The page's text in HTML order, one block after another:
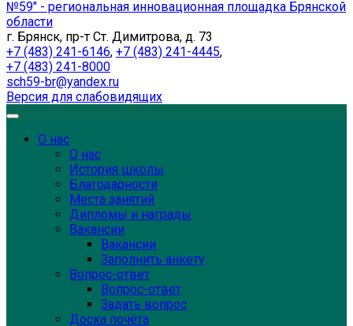
№59" - региональная инновационная площадка Брянской
области
г. Брянск, пр-т Ст. Димитрова, д. 73
+7 (483) 241-6146, +7 (483) 241-4445,
+7 (483) 241-8000
sch59-br@yandex.ru
Версия для слабовидящих
О нас
О нас
История школы
Благодарности
Места занятий
Дипломы и награды
Вакансии
Вакансии
Заполнить анкету
Вопрос-ответ
Вопрос-ответ
Задать вопрос
Доска почёта